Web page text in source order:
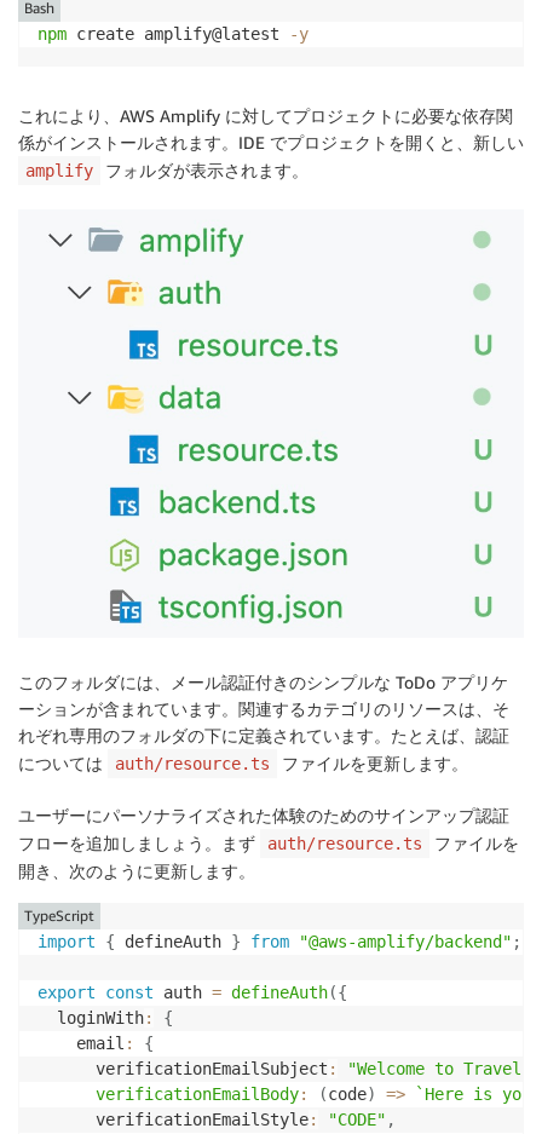
npm create amplify@latest -y
Bash
これにより、AWS Amplify に対してプロジェクトに必要な依存関
係がインストールされます。IDE でプロジェクトを開くと、新しい
amplify フォルダが表示されます。
このフォルダには、メール認証付きのシンプルな ToDo アプリケ
ーションが含まれています。関連するカテゴリのリソースは、そ
れぞれ専用のフォルダの下に定義されています。たとえば、認証
については
auth/resource.ts ファイルを更新します。
ユーザーにパーソナライズされた体験のためのサインアップ認証
フローを追加しましょう。まず
auth/resource.ts
ファイルを
開き、次のように更新します。
import { defineAuth } from "@aws-amplify/backend" ;
export const auth = defineAuth({
  loginWith
:
{
    email
:
{
      verificationEmailSubject
:
"Welcome to
verificationEmailBody: (code) => ` Here is
      verificationEmailStyle
: "CODE" ,
TypeScript